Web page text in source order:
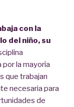
con la
del niño, su
la mayoría
que trabajan
necesaria para
de